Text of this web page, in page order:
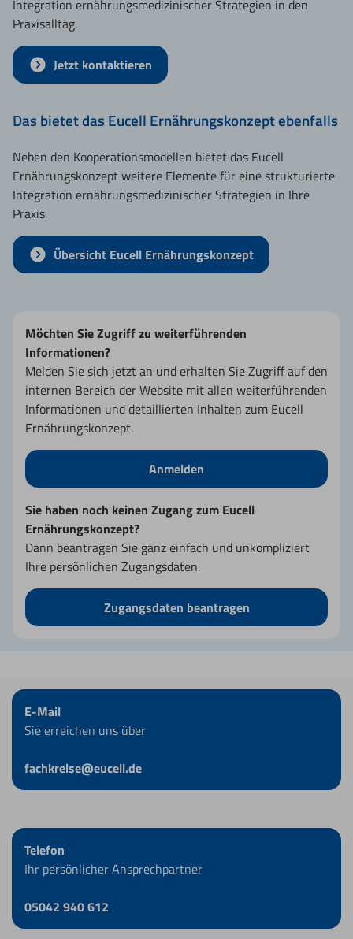
Integration ernährungsmedizinischer Strategien in den
Praxisalltag.
Jetzt kontaktieren
Das bietet das Eucell Ernährungskonzept ebenfalls
Neben den Kooperationsmodellen bietet das Eucell
Ernährungskonzept weitere Elemente für eine strukturierte
Integration ernährungsmedizinischer Strategien in Ihre
Praxis.
Übersicht Eucell Ernährungskonzept
Möchten Sie Zugriff zu weiterführenden
Informationen?
Melden Sie sich jetzt an und erhalten Sie Zugriff auf den
internen Bereich der Website mit allen weiterführenden
Informationen und detaillierten Inhalten zum Eucell
Ernährungskonzept.
Anmelden
Sie haben noch keinen Zugang zum Eucell
Ernährungskonzept?
Dann beantragen Sie ganz einfach und unkompliziert
Ihre persönlichen Zugangsdaten.
Zugangsdaten beantragen
E-Mail
Sie erreichen uns über
fachkreise@eucell.de
Telefon
Ihr persönlicher Ansprechpartner
05042 940 612